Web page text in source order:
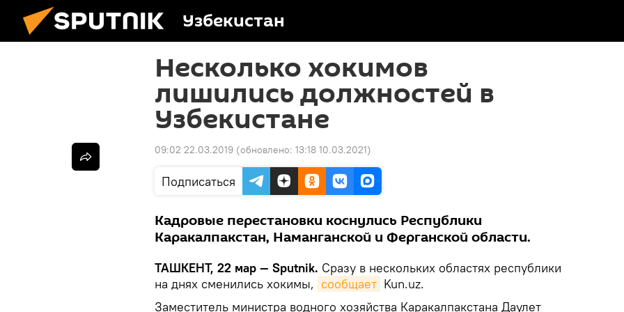
Узбекистан
Несколько хокимов
лишились должностей в
Узбекистане
09:02 22.03.2019 (обновлено: 13:18 10.03.2021)
Подписаться
Кадровые перестановки коснулись Республики
Каракалпакстан, Наманганской и Ферганской области.
ТАШКЕНТ, 22 мар — Sputnik. Сразу в нескольких областях республики
на днях сменились хокимы, сообщает Kun.uz.
Заместитель министра водного хозяйства Каракалпакстана Даулет